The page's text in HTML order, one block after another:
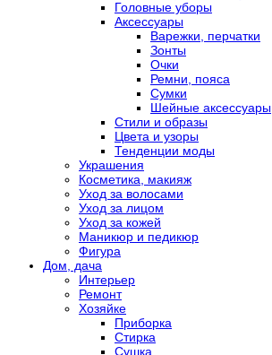
Головные уборы
Аксессуары
Варежки, перчатки
Зонты
Очки
Ремни, пояса
Сумки
Шейные аксессуары
Стили и образы
Цвета и узоры
Тенденции моды
Украшения
Косметика, макияж
Уход за волосами
Уход за лицом
Уход за кожей
Маникюр и педикюр
Фигура
Дом, дача
Интерьер
Ремонт
Хозяйке
Приборка
Стирка
Сушка